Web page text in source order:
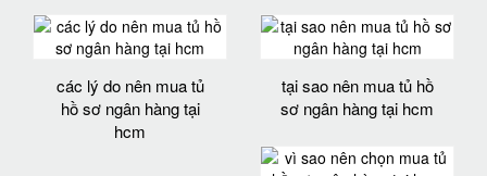
các lý do nên mua tủ
hồ sơ ngân hàng tại
hcm
tại sao nên mua tủ hồ
sơ ngân hàng tại hcm